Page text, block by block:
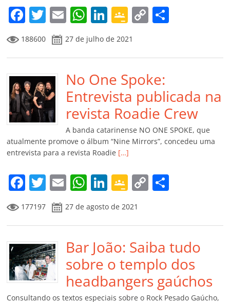
m
F
a
c
e
b
o
o
k
T
w
itt
er
E
m
ai
l
W
h
at
s
A
p
p
Li
n
k
e
dI
n
G
o
o
gl
e
Cl
a
ss
ro
o
m
C
y
Li
n
k
p
til
h
ar
188600 27 de julho de 2021
No One Spoke:
Entrevista publicada na
revista Roadie Crew
A banda catarinense NO ONE SPOKE, que
atualmente promove o álbum “Nine Mirrors”, concedeu uma
entrevista para a revista Roadie […]
F
a
c
e
b
o
o
T
w
itt
er
E
m
ai
l
W
at
s
A
p
p
Li
n
k
e
dI
n
G
o
o
gl
e
Cl
a
C
y
Li
n
k
p
ar
til
h
177197 27 de agosto de 2021
Bar João: Saiba tudo
sobre o templo dos
headbangers gaúchos
Consultando os textos especiais sobre o Rock Pesado Gaúcho,